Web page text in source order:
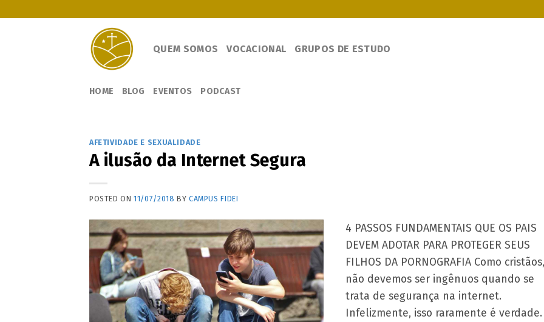
QUEM SOMOS VOCACIONAL GRUPOS DE ESTUDO
HOME BLOG EVENTOS PODCAST
AFETIVIDADE E SEXUALIDADE
A ilusão da Internet Segura
POSTED ON11/07/2018 BY CAMPUS FIDEI
4 PASSOS FUNDAMENTAIS QUE OS PAIS
DEVEM ADOTAR PARA PROTEGER SEUS
FILHOS DA PORNOGRAFIA Como cristãos,
não devemos ser ingênuos quando se
trata de segurança na internet.
Infelizmente, isso raramente é verdade.